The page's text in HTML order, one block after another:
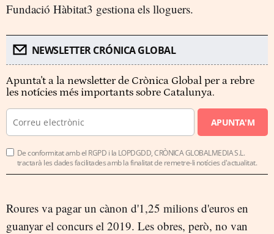
Fundació Hàbitat3 gestiona els lloguers.
NEWSLETTER CRÓNICA GLOBAL
Apunta't a la newsletter de Crònica Global per a rebre
les notícies més importants sobre Catalunya.
APUNTA'M
De conformitat amb el RGPD i la LOPDGDD, CRÒNICA GLOBALMEDIA S.L.
tractarà les dades facilitades amb la finalitat de remetre-li notícies d'actualitat.
Roures va pagar un cànon d'1,25 milions d'euros en
guanyar el concurs el 2019. Les obres, però, no van